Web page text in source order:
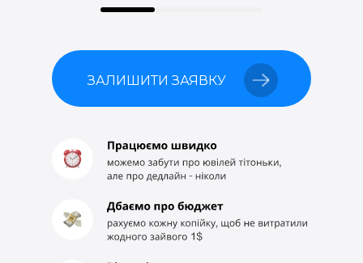
ЗАЛИШИТИ ЗАЯВКУ